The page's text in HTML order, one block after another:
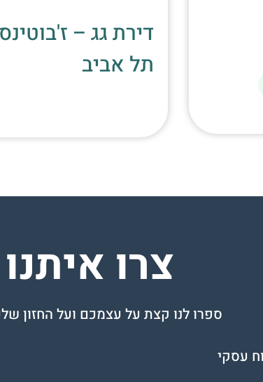
דירת גג –
תל אביב
צרו
ספרו לנו קצת על עצמכם ועל החזון
עסקי